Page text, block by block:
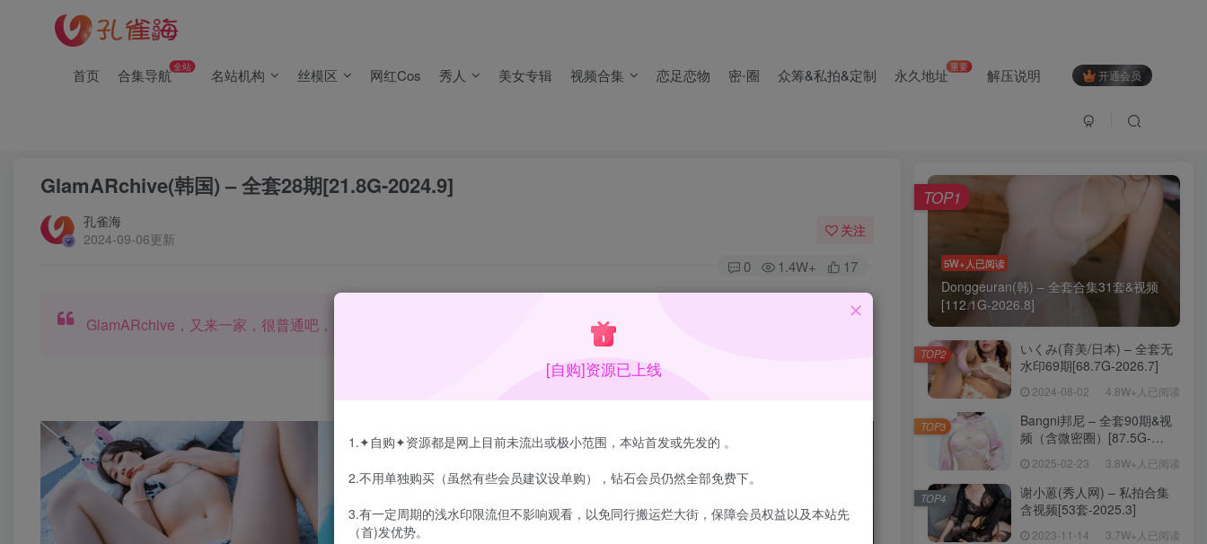
首页 合集导航全站 名站机构 丝模区 网红Cos 秀人 美女专辑 视频合集 恋足恋物 密⋅圈 众筹&私拍&定制 永久地址重要 解压说明 开通会员
(2/2)每日凌晨0点主动查失效补链(点我演示)，失效不超24小时，
(1/2)永久发布，备用网址点这：kongque.org，点我（原域名失效）！
GlamARchive(韩国) – 全套28期[21.8G-2024.9]
孔雀海
2024-09-06更新
关注
0 1.4W+ 17
GlamARchive，又来一家，很普通吧，最早几期真的纸片，过曝严重。
5W+人已阅读
Donggeuran(韩) – 全套合集31套&视频
[112.1G-2026.8]
TOP1
いくみ(育美/日本) – 全套无
水印69期[68.7G-2026.7]
2024-08-02 4.8W+人已阅读
TOP2
Bangni邦尼 – 全套90期&视
频（含微密圈）[87.5G-
2025-02-23 3.8W+人已阅读
TOP3
谢小蒽(秀人网) – 私拍合集
含视频[53套-2025.3]
2023-11-14 3.7W+人已阅读
TOP4
[自购]资源已上线
1.✦自购✦资源都是网上目前未流出或极小范围，本站首发或先发的 。
2.不用单独购买（虽然有些会员建议设单购），钻石会员仍然全部免费下。
3.有一定周期的浅水印限流但不影响观看，以免同行搬运烂大街，保障会员权益以及本站先
（首)发优势。